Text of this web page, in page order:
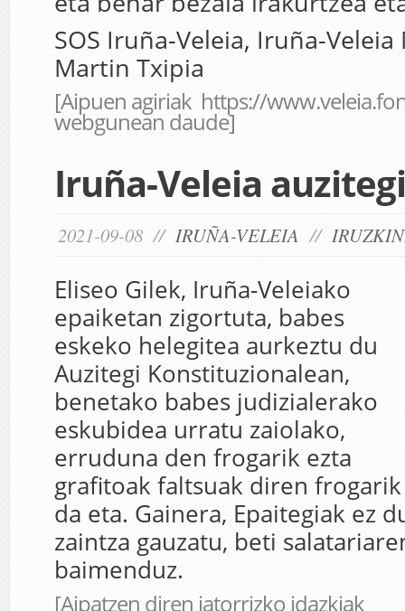
SOS Iruña-Veleia, Iruña-
Martin Txipia
[Aipuen agiriak https://
webgunean daude]
Iruña-Veleia
2021-09-08 // IRUÑA-VELEIA //
Eliseo Gilek, Iruña-Veleiako
epaiketan zigortuta, babes
eskeko helegitea aurkeztu du
Auzitegi Konstituzionalean,
benetako babes judizialerako
eskubidea urratu zaiolako,
erruduna den frogarik ezta
grafitoak faltsuak diren
da eta. Gainera, Epaitegiak ez
zaintza gauzatu, beti
baimenduz.
[Aipatzen diren jatorrizko idazkiak